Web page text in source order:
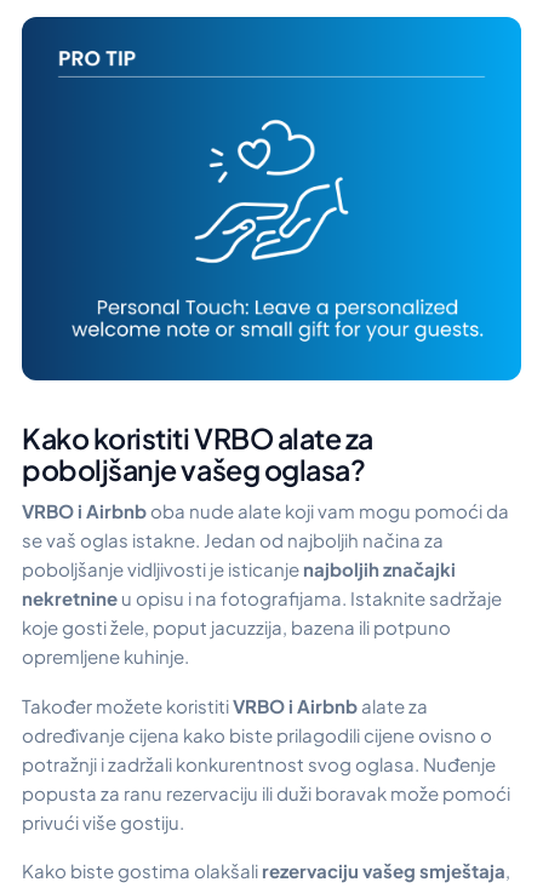
Kako koristiti VRBO alate za
poboljšanje vašeg oglasa?
VRBO i Airbnb oba nude alate koji vam mogu pomoći da
se vaš oglas istakne. Jedan od najboljih načina za
poboljšanje vidljivosti je isticanje najboljih značajki
nekretnine u opisu i na fotografijama. Istaknite sadržaje
koje gosti žele, poput jacuzzija, bazena ili potpuno
opremljene kuhinje.
Također možete koristitiVRBO i Airbnb alate za
određivanje cijena kako biste prilagodili cijene ovisno o
potražnji i zadržali konkurentnost svog oglasa. Nuđenje
popusta za ranu rezervaciju ili duži boravak može pomoći
privući više gostiju.
Kako biste gostima olakšali rezervaciju vašeg smještaja,